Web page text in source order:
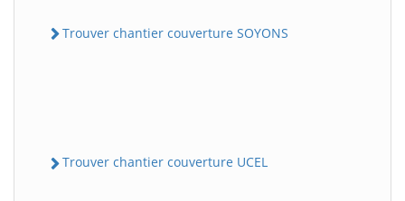
Trouver chantier couverture SOYONS
Trouver chantier couverture UCEL